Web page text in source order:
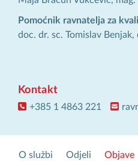
Pomoćnik ravnatelja za
doc. dr. sc. Tomislav Benjak,
Kontakt
+385 1 4863 221
O službi Odjeli Objave